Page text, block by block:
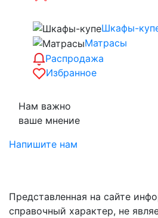
Шкафы-
Матрасы
Распродажа
Избранное
Нам важно
ваше мнение
Напишите нам
Представленная на сайте
справочный характер, не